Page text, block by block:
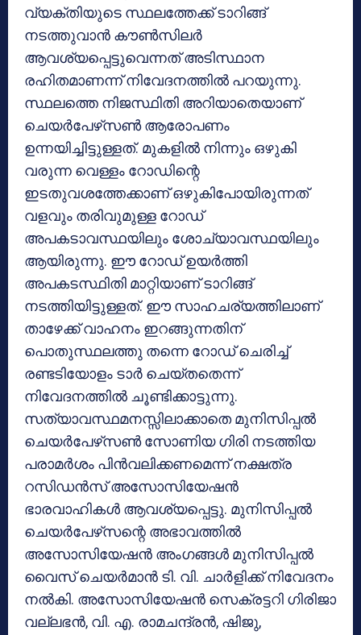
വ്യക്തിയുടെ സ്ഥലത്തേക്ക് ടാറിങ്ങ്
നടത്തുവാന്‍ കൗണ്‍സിലര്‍
ആവശ്യപ്പെട്ടുവെന്നത് അടിസ്ഥാന
രഹിതമാണന്ന് നിവേദനത്തില്‍ പറയുന്നു.
സ്ഥലത്തെ നിജസ്ഥിതി അറിയാതെയാണ്
ചെയര്‍പേഴ്‌സണ്‍ ആരോപണം
ഉന്നയിച്ചിട്ടുള്ളത്. മുകളില്‍ നിന്നും ഒഴുകി
വരുന്ന വെള്ളം റോഡിന്റെ
ഇടതുവശത്തേക്കാണ് ഒഴുകിപോയിരുന്നത്
വളവും തരിവുമുള്ള റോഡ്
അപകടാവസ്ഥയിലും ശോച്യാവസ്ഥയിലും
ആയിരുന്നു. ഈ റോഡ് ഉയര്‍ത്തി
അപകടസ്ഥിതി മാറ്റിയാണ് ടാറിങ്ങ്
നടത്തിയിട്ടുള്ളത്. ഈ സാഹചര്യത്തിലാണ്
താഴേക്ക് വാഹനം ഇറങ്ങുന്നതിന്
പൊതുസ്ഥലത്തു തന്നെ റോഡ് ചെരിച്ച്
രണ്ടടിയോളം ടാര്‍ ചെയ്തതെന്ന്
നിവേദനത്തില്‍ ചൂണ്ടിക്കാട്ടുന്നു.
സത്യാവസ്ഥമനസ്സിലാക്കാതെ മുനിസിപ്പല്‍
ചെയര്‍പേഴ്‌സണ്‍ സോണിയ ഗിരി നടത്തിയ
പരാമര്‍ശം പിന്‍വലിക്കണമെന്ന് നക്ഷത്ര
റസിഡന്‍സ് അസോസിയേഷന്‍
ഭാരവാഹികള്‍ ആവശ്യപ്പെട്ടു. മുനിസിപ്പല്‍
ചെയര്‍പേഴ്‌സന്റെ അഭാവത്തില്‍
അസോസിയേഷന്‍ അംഗങ്ങള്‍ മുനിസിപ്പല്‍
വൈസ് ചെയര്‍മാന്‍ ടി. വി. ചാര്‍ളിക്ക് നിവേദനം
നല്‍കി. അസോസിയേഷന്‍ സെക്രട്ടറി ഗിരിജാ
വല്ലഭന്‍, വി. എ. രാമചന്ദ്രന്‍, ഷിജു,